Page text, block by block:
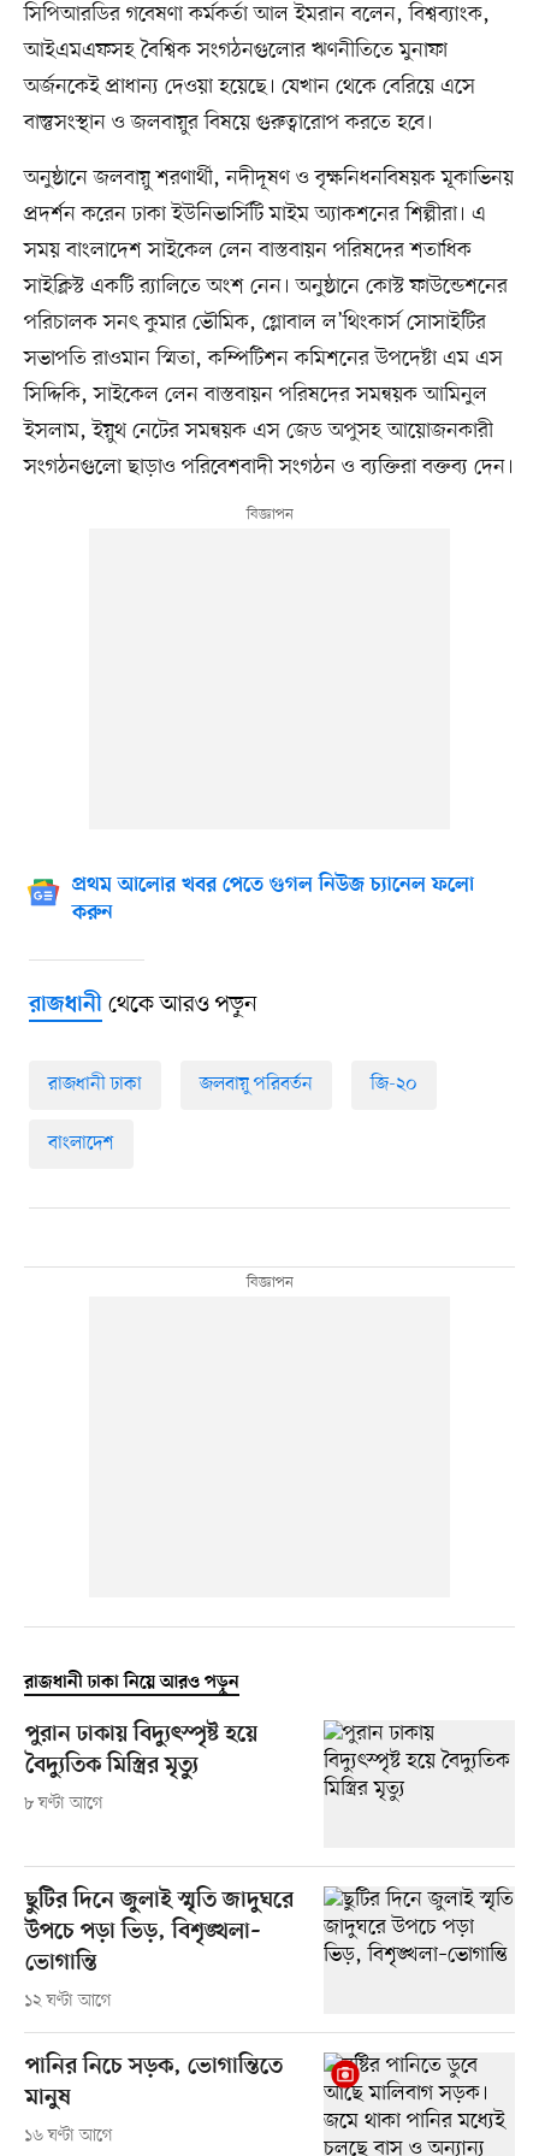
সিপিআরডির গবেষণা কর্মকর্তা আল ইমরান বলেন, বিশ্বব্যাংক,
আইএমএফসহ বৈশ্বিক সংগঠনগুলোর ঋণনীতিতে মুনাফা
অর্জনকেই প্রাধান্য দেওয়া হয়েছে। যেখান থেকে বেরিয়ে এসে
বাস্তুসংস্থান ও জলবায়ুর বিষয়ে গুরুত্বারোপ করতে হবে।
অনুষ্ঠানে জলবায়ু শরণার্থী, নদীদূষণ ও বৃক্ষনিধনবিষয়ক মূকাভিনয়
প্রদর্শন করেন ঢাকা ইউনিভার্সিটি মাইম অ্যাকশনের শিল্পীরা। এ
সময় বাংলাদেশ সাইকেল লেন বাস্তবায়ন পরিষদের শতাধিক
সাইক্লিস্ট একটি র‍্যালিতে অংশ নেন। অনুষ্ঠানে কোস্ট ফাউন্ডেশনের
পরিচালক সনৎ কুমার ভৌমিক, গ্লোবাল ল’থিংকার্স সোসাইটির
সভাপতি রাওমান স্মিতা, কম্পিটিশন কমিশনের উপদেষ্টা এম এস
সিদ্দিকি, সাইকেল লেন বাস্তবায়ন পরিষদের সমন্বয়ক আমিনুল
ইসলাম, ইয়ুথ নেটের সমন্বয়ক এস জেড অপুসহ আয়োজনকারী
সংগঠনগুলো ছাড়াও পরিবেশবাদী সংগঠন ও ব্যক্তিরা বক্তব্য দেন।
প্রথম আলোর খবর পেতে গুগল নিউজ চ্যানেল ফলো
করুন
রাজধানীথেকে আরও পড়ুন
রাজধানী ঢাকা জলবায়ু পরিবর্তন জি-২০
বাংলাদেশ
রাজধানী ঢাকা নিয়ে আরও পড়ুন
পুরান ঢাকায় বিদ্যুৎস্পৃষ্ট হয়ে
বৈদ্যুতিক মিস্ত্রির মৃত্যু
৮ ঘণ্টা আগে
ছুটির দিনে জুলাই স্মৃতি জাদুঘরে
উপচে পড়া ভিড়, বিশৃঙ্খলা–
ভোগান্তি
১২ ঘণ্টা আগে
পানির নিচে সড়ক, ভোগান্তিতে
মানুষ
১৬ ঘণ্টা আগে